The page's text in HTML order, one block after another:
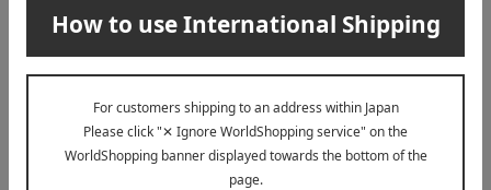
1
5件 (1/1ページ）
誕生日プレゼント トップへ